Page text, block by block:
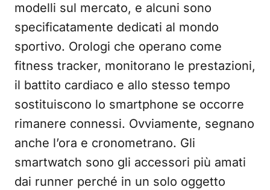
modelli sul mercato, e alcuni sono
specificatamente dedicati al mondo
sportivo. Orologi che operano come
fitness tracker, monitorano le prestazioni,
il battito cardiaco e allo stesso tempo
sostituiscono lo smartphone se occorre
rimanere connessi. Ovviamente, segnano
anche l’ora e cronometrano. Gli
smartwatch sono gli accessori più amati
dai runner perché in un solo oggetto